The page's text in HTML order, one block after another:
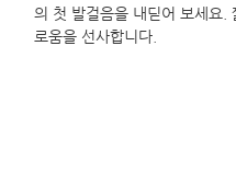
의 첫 발걸음을 내딛어 보세요.
로움을 선사합니다.